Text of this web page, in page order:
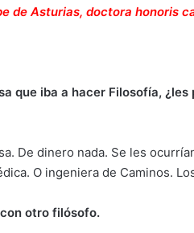
de Asturias, doctora honoris
que iba a hacer Filosofía,
De dinero nada. Se les
O ingeniera de Caminos.
otro filósofo.